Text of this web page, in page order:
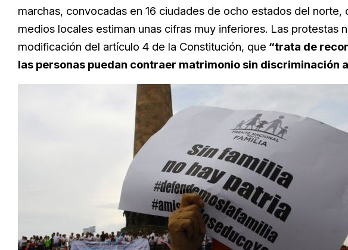
marchas, convocadas en 16 ciudades de ocho estados del
medios locales estiman unas cifras muy inferiores. Las protestas
modificación del artículo 4 de la Constitución, que “trata de
las personas puedan contraer matrimonio sin discriminación